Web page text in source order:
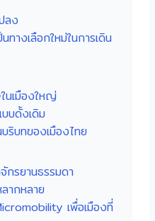
ลง
างเลือกใหม่ในการเดิน
นเมืองใหญ่
บดั้งเดิม
บทของเมืองไทย
กรยานธรรมดา
ากหลาย
เพื่อเมืองที่